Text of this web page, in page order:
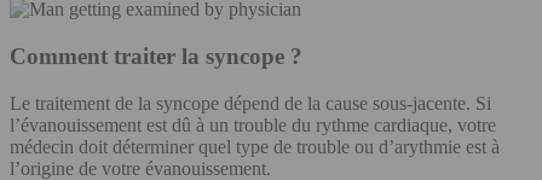
Comment traiter la syncope ?
Le traitement de la syncope dépend de la cause sous-jacente. Si
l’évanouissement est dû à un trouble du rythme cardiaque, votre
médecin doit déterminer quel type de trouble ou d’arythmie est à
l’origine de votre évanouissement.